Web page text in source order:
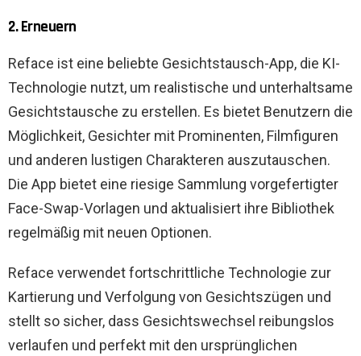
2. Erneuern
Reface ist eine beliebte Gesichtstausch-App, die KI-
Technologie nutzt, um realistische und unterhaltsame
Gesichtstausche zu erstellen. Es bietet Benutzern die
Möglichkeit, Gesichter mit Prominenten, Filmfiguren
und anderen lustigen Charakteren auszutauschen.
Die App bietet eine riesige Sammlung vorgefertigter
Face-Swap-Vorlagen und aktualisiert ihre Bibliothek
regelmäßig mit neuen Optionen.
Reface verwendet fortschrittliche Technologie zur
Kartierung und Verfolgung von Gesichtszügen und
stellt so sicher, dass Gesichtswechsel reibungslos
verlaufen und perfekt mit den ursprünglichen